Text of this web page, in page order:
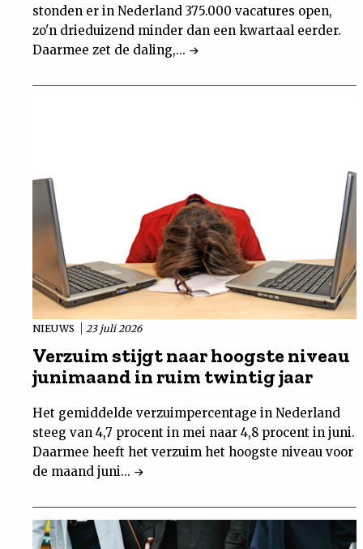
stonden er in Nederland 375.000 vacatures open,
zo'n drieduizend minder dan een kwartaal eerder.
Daarmee zet de daling,...
NIEUWS 23 juli 2026
Verzuim stijgt naar hoogste niveau
junimaand in ruim twintig jaar
Het gemiddelde verzuimpercentage in Nederland
steeg van 4,7 procent in mei naar 4,8 procent in juni.
Daarmee heeft het verzuim het hoogste niveau voor
de maand juni...